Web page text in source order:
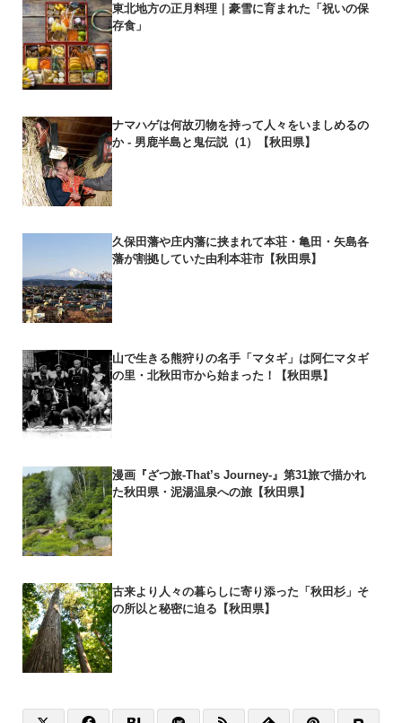
東北地方の正月料理｜豪雪に育まれた「祝いの保
存食」
ナマハゲは何故刃物を持って人々をいましめるの
か - 男鹿半島と鬼伝説（1）【秋田県】
久保田藩や庄内藩に挟まれて本荘・亀田・矢島各
藩が割拠していた由利本荘市【秋田県】
山で生きる熊狩りの名手「マタギ」は阿仁マタギ
の里・北秋田市から始まった！【秋田県】
漫画『ざつ旅-That’s Journey-』第31旅で描かれ
た秋田県・泥湯温泉への旅【秋田県】
古来より人々の暮らしに寄り添った「秋田杉」そ
の所以と秘密に迫る【秋田県】